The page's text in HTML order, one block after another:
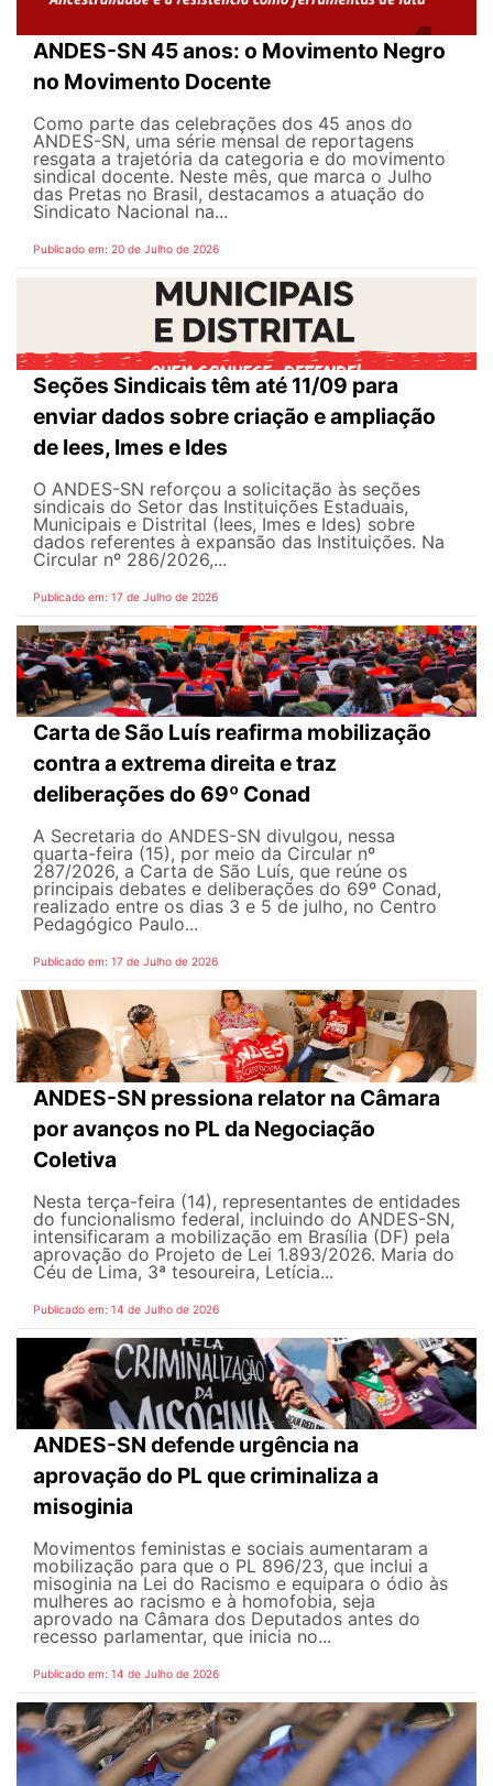
ANDES-SN 45 anos: o Movimento Negro
no Movimento Docente
Como parte das celebrações dos 45 anos do
ANDES-SN, uma série mensal de reportagens
resgata a trajetória da categoria e do movimento
sindical docente. Neste mês, que marca o Julho
das Pretas no Brasil, destacamos a atuação do
Sindicato Nacional na...
Publicado em: 20 de Julho de 2026
Seções Sindicais têm até 11/09 para
enviar dados sobre criação e ampliação
de Iees, Imes e Ides
O ANDES-SN reforçou a solicitação às seções
sindicais do Setor das Instituições Estaduais,
Municipais e Distrital (Iees, Imes e Ides) sobre
dados referentes à expansão das Instituições. Na
Circular nº 286/2026,...
Publicado em: 17 de Julho de 2026
Carta de São Luís reafirma mobilização
contra a extrema direita e traz
deliberações do 69º Conad
A Secretaria do ANDES-SN divulgou, nessa
quarta-feira (15), por meio da Circular nº
287/2026, a Carta de São Luís, que reúne os
principais debates e deliberações do 69º Conad,
realizado entre os dias 3 e 5 de julho, no Centro
Pedagógico Paulo...
Publicado em: 17 de Julho de 2026
ANDES-SN pressiona relator na Câmara
por avanços no PL da Negociação
Coletiva
Nesta terça-feira (14), representantes de entidades
do funcionalismo federal, incluindo do ANDES-SN,
intensificaram a mobilização em Brasília (DF) pela
aprovação do Projeto de Lei 1.893/2026. Maria do
Céu de Lima, 3ª tesoureira, Letícia...
Publicado em: 14 de Julho de 2026
ANDES-SN defende urgência na
aprovação do PL que criminaliza a
misoginia
Movimentos feministas e sociais aumentaram a
mobilização para que o PL 896/23, que inclui a
misoginia na Lei do Racismo e equipara o ódio às
mulheres ao racismo e à homofobia, seja
aprovado na Câmara dos Deputados antes do
recesso parlamentar, que inicia no...
Publicado em: 14 de Julho de 2026